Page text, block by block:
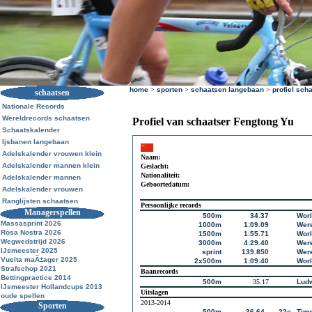
schaatsen
Nationale Records
Wereldrecords schaatsen
Schaatskalender
Ijsbanen langebaan
Adelskalender vrouwen klein
Adelskalender mannen klein
Adelskalender mannen
Adelskalender vrouwen
Ranglijsten schaatsen
Managerspellen
Massasprint 2026
Rosa Nostra 2026
Wegwedstrijd 2026
IJsmeester 2025
Vuelta maÃ±ager 2025
Strafschop 2021
Bettingpractice 2014
IJsmeester Hollandcups 2013
oude spellen
Sporten
home > sporten > schaatsen langebaan > profiel
Profiel van schaatser Fengtong Yu
Naam:
Geslacht:
Nationaliteit:
Geboortedatum:
Persoonlijke records
500m
34.37
1000m
1:09.09
1500m
1:55.71
3000m
4:29.40
sprint
139.850
2x500m
1:09.40
Baanrecords
500m
35.17
Uitslagen
2013-2014